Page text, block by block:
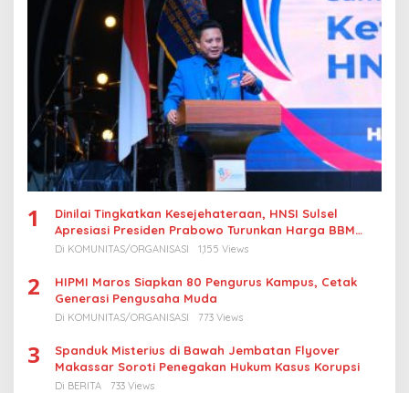
1
Dinilai Tingkatkan Kesejehateraan, HNSI Sulsel
Apresiasi Presiden Prabowo Turunkan Harga BBM
Nelayan
Di KOMUNITAS/ORGANISASI 1,155 Views
2
HIPMI Maros Siapkan 80 Pengurus Kampus, Cetak
Generasi Pengusaha Muda
Di KOMUNITAS/ORGANISASI 773 Views
3
Spanduk Misterius di Bawah Jembatan Flyover
Makassar Soroti Penegakan Hukum Kasus Korupsi
Di BERITA 733 Views